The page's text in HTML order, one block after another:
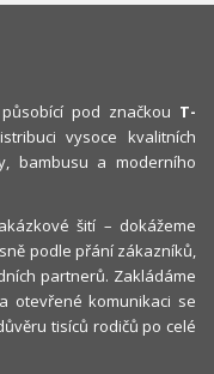
, působící pod značkou T-
vysoce kvalitních
bambusu a moderního
šití – dokážeme
podle přání zákazníků,
partnerů. Zakládáme
otevřené komunikaci se
tisíců rodičů po celé